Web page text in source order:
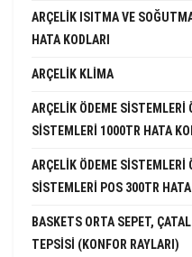
ARÇELIK ISITMA VE
HATA KODLARI
ARÇELIK KLIMA
ARÇELIK ÖDEME SISTEMLERI
SISTEMLERI 1000TR HATA
ARÇELIK ÖDEME SISTEMLERI
SISTEMLERI POS 300TR
BASKETS ORTA SEPET,
TEPSISI (KONFOR RAYLARI)